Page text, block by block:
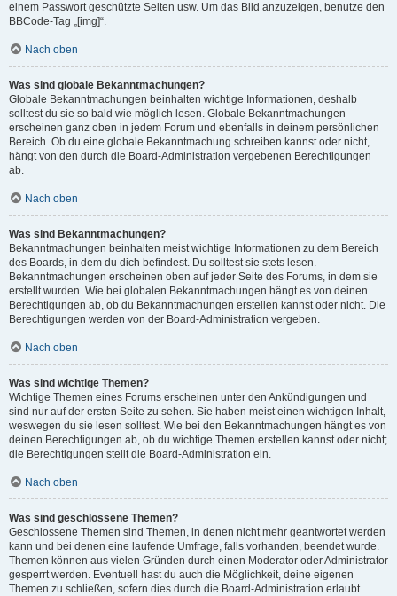
einem Passwort geschützte Seiten usw. Um das Bild anzuzeigen, benutze den
BBCode-Tag „[img]“.
Nach oben
Was sind globale Bekanntmachungen?
Globale Bekanntmachungen beinhalten wichtige Informationen, deshalb
solltest du sie so bald wie möglich lesen. Globale Bekanntmachungen
erscheinen ganz oben in jedem Forum und ebenfalls in deinem persönlichen
Bereich. Ob du eine globale Bekanntmachung schreiben kannst oder nicht,
hängt von den durch die Board-Administration vergebenen Berechtigungen
ab.
Nach oben
Was sind Bekanntmachungen?
Bekanntmachungen beinhalten meist wichtige Informationen zu dem Bereich
des Boards, in dem du dich befindest. Du solltest sie stets lesen.
Bekanntmachungen erscheinen oben auf jeder Seite des Forums, in dem sie
erstellt wurden. Wie bei globalen Bekanntmachungen hängt es von deinen
Berechtigungen ab, ob du Bekanntmachungen erstellen kannst oder nicht. Die
Berechtigungen werden von der Board-Administration vergeben.
Nach oben
Was sind wichtige Themen?
Wichtige Themen eines Forums erscheinen unter den Ankündigungen und
sind nur auf der ersten Seite zu sehen. Sie haben meist einen wichtigen Inhalt,
weswegen du sie lesen solltest. Wie bei den Bekanntmachungen hängt es von
deinen Berechtigungen ab, ob du wichtige Themen erstellen kannst oder nicht;
die Berechtigungen stellt die Board-Administration ein.
Nach oben
Was sind geschlossene Themen?
Geschlossene Themen sind Themen, in denen nicht mehr geantwortet werden
kann und bei denen eine laufende Umfrage, falls vorhanden, beendet wurde.
Themen können aus vielen Gründen durch einen Moderator oder Administrator
gesperrt werden. Eventuell hast du auch die Möglichkeit, deine eigenen
Themen zu schließen, sofern dies durch die Board-Administration erlaubt